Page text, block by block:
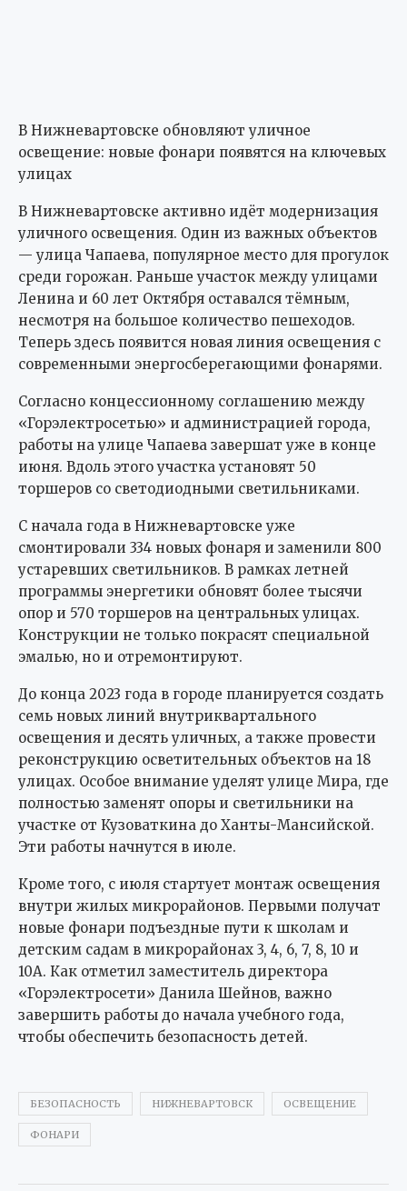
В Нижневартовске обновляют уличное
освещение: новые фонари появятся на ключевых
улицах
В Нижневартовске активно идёт модернизация
уличного освещения. Один из важных объектов
— улица Чапаева, популярное место для прогулок
среди горожан. Раньше участок между улицами
Ленина и 60 лет Октября оставался тёмным,
несмотря на большое количество пешеходов.
Теперь здесь появится новая линия освещения с
современными энергосберегающими фонарями.
Согласно концессионному соглашению между
«Горэлектросетью» и администрацией города,
работы на улице Чапаева завершат уже в конце
июня. Вдоль этого участка установят 50
торшеров со светодиодными светильниками.
С начала года в Нижневартовске уже
смонтировали 334 новых фонаря и заменили 800
устаревших светильников. В рамках летней
программы энергетики обновят более тысячи
опор и 570 торшеров на центральных улицах.
Конструкции не только покрасят специальной
эмалью, но и отремонтируют.
До конца 2023 года в городе планируется создать
семь новых линий внутриквартального
освещения и десять уличных, а также провести
реконструкцию осветительных объектов на 18
улицах. Особое внимание уделят улице Мира, где
полностью заменят опоры и светильники на
участке от Кузоваткина до Ханты-Мансийской.
Эти работы начнутся в июле.
Кроме того, с июля стартует монтаж освещения
внутри жилых микрорайонов. Первыми получат
новые фонари подъездные пути к школам и
детским садам в микрорайонах 3, 4, 6, 7, 8, 10 и
10А. Как отметил заместитель директора
«Горэлектросети» Данила Шейнов, важно
завершить работы до начала учебного года,
чтобы обеспечить безопасность детей.
БЕЗОПАСНОСТЬ НИЖНЕВАРТОВСК ОСВЕЩЕНИЕ
ФОНАРИ